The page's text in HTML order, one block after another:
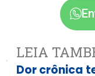
LEIA